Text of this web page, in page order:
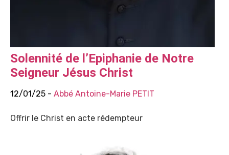
Solennité de l’Epiphanie de Notre
Seigneur Jésus Christ
12/01/25 - Abbé Antoine-Marie PETIT
Offrir le Christ en acte rédempteur